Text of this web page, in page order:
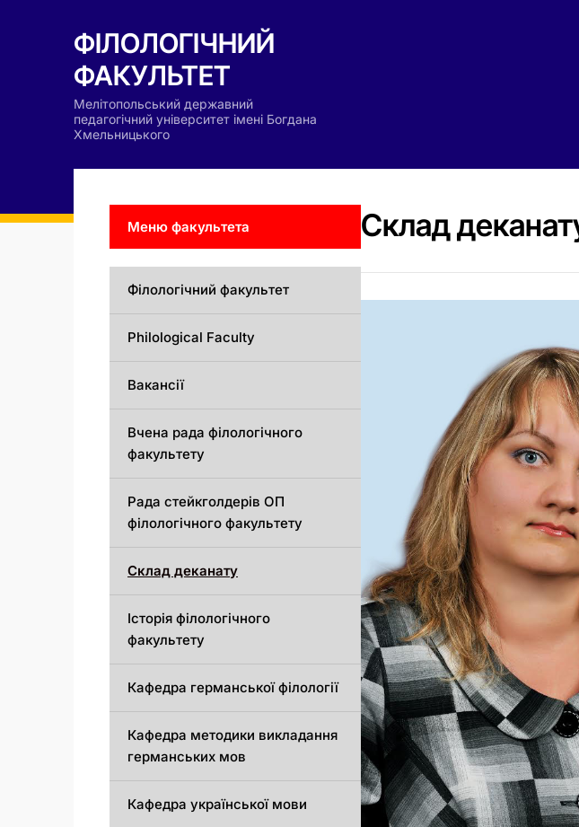
ФІЛОЛОГІЧНИЙ
ФАКУЛЬТЕТ
Мелітопольський державний
педагогічний університет імені Богдана
Хмельницького
Склад
Меню факультета
Філологічний факультет
Philological Faculty
Вакансії
Вчена рада філологічного
факультету
Рада стейкголдерів ОП
філологічного факультету
Склад деканату
Історія філологічного
факультету
Кафедрa германської філології
Кафедрa методики викладання
германських мов
Кафедра української мови